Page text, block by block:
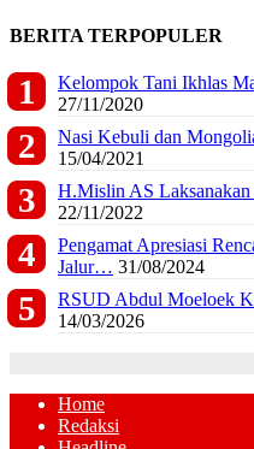
BERITA TERPOPULER
Kelompok Tani Ikhlas
27/11/2020
Nasi Kebuli dan
15/04/2021
H.Mislin AS
22/11/2022
Pengamat Apresiasi
Jalur… 31/08/2024
RSUD Abdul Moeloek
14/03/2026
Home
Redaksi